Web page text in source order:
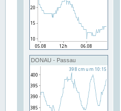
DONAU - Passau